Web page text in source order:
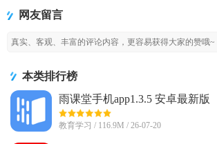
网友留言
本类排行榜
雨课堂手机app1.3.5 安卓最新版
教育学习 / 116.9M / 26-07-20